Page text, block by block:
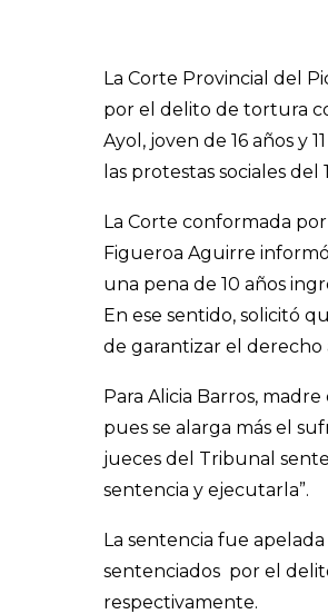
La Corte Provincial del
por el delito de tortura
Ayol, joven de 16 años y
las protestas sociales
La Corte conformada
Figueroa Aguirre
una pena de 10 años
En ese sentido, solicitó
de garantizar el derecho
Para Alicia Barros,
pues se alarga más el
jueces del Tribunal
sentencia y ejecutarla”.
La sentencia fue
sentenciados por el
respectivamente.